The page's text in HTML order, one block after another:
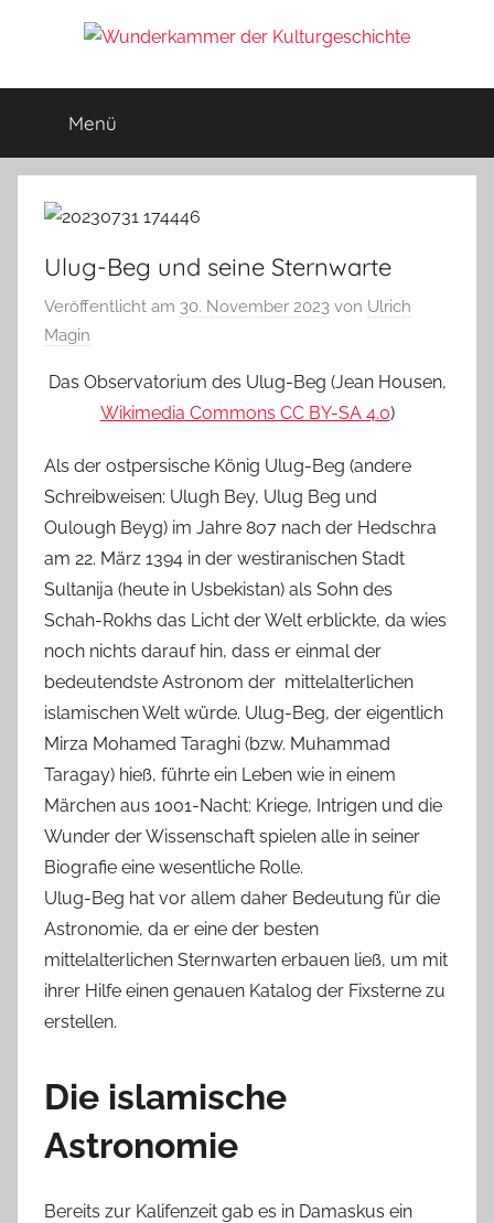
Wunderkammer
der
Kulturgeschichte
Geschichte
&
Archäologie
Menü
Ulug-Beg und seine Sternwarte
Veröffentlicht am 30. November 2023 von Ulrich
Magin
Das Observatorium des Ulug-Beg (Jean Housen,
Wikimedia Commons CC BY-SA 4.0)
Als der ostpersische König Ulug-Beg (andere
Schreibweisen: Ulugh Bey, Ulug Beg und
Oulough Beyg) im Jahre 807 nach der Hedschra
am 22. März 1394 in der westiranischen Stadt
Sultanija (heute in Usbekistan) als Sohn des
Schah-Rokhs das Licht der Welt erblickte, da wies
noch nichts darauf hin, dass er einmal der
bedeutendste Astronom der mittelalterlichen
islamischen Welt würde. Ulug-Beg, der eigentlich
Mirza Mohamed Taraghi (bzw. Muhammad
Taragay) hieß, führte ein Leben wie in einem
Märchen aus 1001-Nacht: Kriege, Intrigen und die
Wunder der Wissenschaft spielen alle in seiner
Biografie eine wesentliche Rolle.
Ulug-Beg hat vor allem daher Bedeutung für die
Astronomie, da er eine der besten
mittelalterlichen Sternwarten erbauen ließ, um mit
ihrer Hilfe einen genauen Katalog der Fixsterne zu
erstellen.
Die islamische
Astronomie
Bereits zur Kalifenzeit gab es in Damaskus ein